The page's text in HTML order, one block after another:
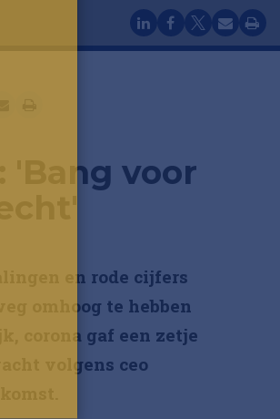
'Bang voor
en rode cijfers
omhoog te hebben
corona gaf een zetje
volgens ceo